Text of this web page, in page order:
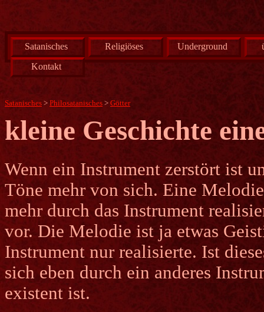
Satanisches Religiöses Underground
Kontakt
Satanisches > Philosatanisches > Götter
kleine Geschichte
Wenn ein Instrument zerstört ist
Töne mehr von sich. Eine
mehr durch das Instrument
vor. Die Melodie ist ja etwas
Instrument nur realisierte. Ist
sich eben durch ein anderes
existent ist.